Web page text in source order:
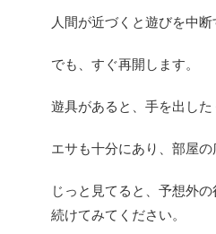
人間が近づくと遊びを中断
でも、すぐ再開します。
遊具があると、手を出した
エサも十分にあり、部屋
じっと見てると、予想外
続けてみてください。